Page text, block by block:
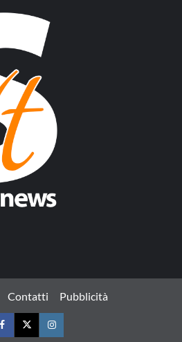
Contatti Pubblicità
FacebookTwitterInstagram